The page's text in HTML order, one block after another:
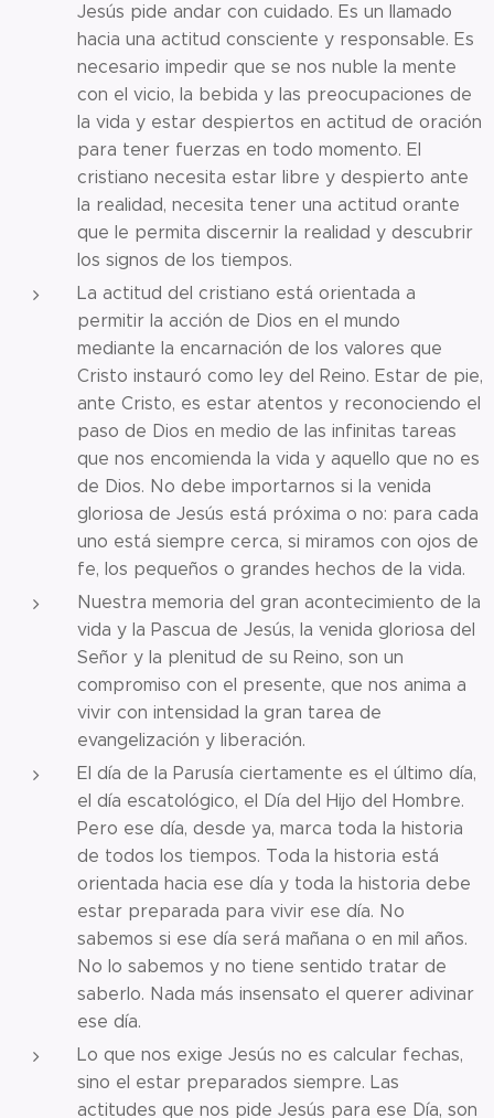
Jesús pide andar con cuidado. Es un llamado
hacia una actitud consciente y responsable. Es
necesario impedir que se nos nuble la mente
con el vicio, la bebida y las preocupaciones de
la vida y estar despiertos en actitud de oración
para tener fuerzas en todo momento. El
cristiano necesita estar libre y despierto ante
la realidad, necesita tener una actitud orante
que le permita discernir la realidad y descubrir
los signos de los tiempos.
La actitud del cristiano está orientada a
permitir la acción de Dios en el mundo
mediante la encarnación de los valores que
Cristo instauró como ley del Reino. Estar de pie,
ante Cristo, es estar atentos y reconociendo el
paso de Dios en medio de las infinitas tareas
que nos encomienda la vida y aquello que no es
de Dios. No debe importarnos si la venida
gloriosa de Jesús está próxima o no: para cada
uno está siempre cerca, si miramos con ojos de
fe, los pequeños o grandes hechos de la vida.
Nuestra memoria del gran acontecimiento de la
vida y la Pascua de Jesús, la venida gloriosa del
Señor y la plenitud de su Reino, son un
compromiso con el presente, que nos anima a
vivir con intensidad la gran tarea de
evangelización y liberación.
El día de la Parusía ciertamente es el último día,
el día escatológico, el Día del Hijo del Hombre.
Pero ese día, desde ya, marca toda la historia
de todos los tiempos. Toda la historia está
orientada hacia ese día y toda la historia debe
estar preparada para vivir ese día. No
sabemos si ese día será mañana o en mil años.
No lo sabemos y no tiene sentido tratar de
saberlo. Nada más insensato el querer adivinar
ese día.
Lo que nos exige Jesús no es calcular fechas,
sino el estar preparados siempre. Las
actitudes que nos pide Jesús para ese Día, son